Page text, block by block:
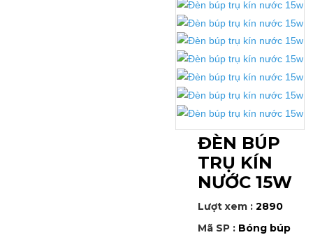
ĐÈN BÚP
TRỤ KÍN
NƯỚC 15W
Lượt xem : 2890
Mã SP : Bóng búp